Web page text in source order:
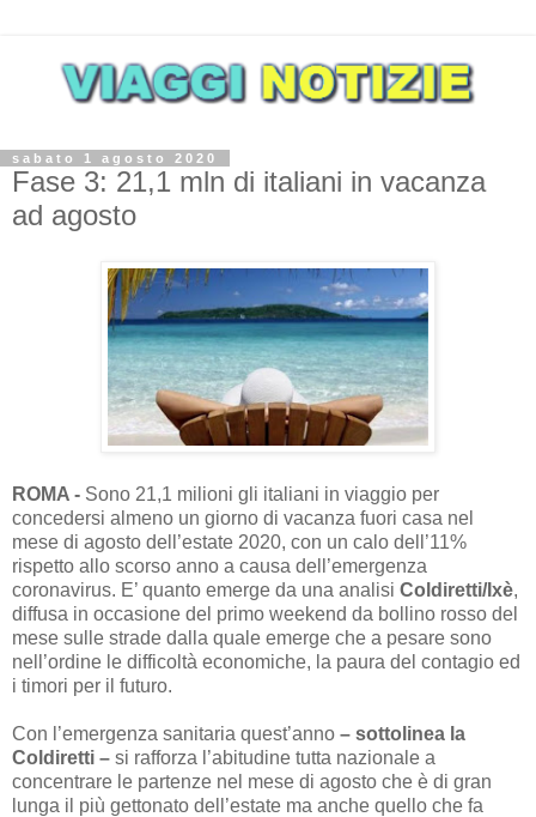
sabato 1 agosto 2020
Fase 3: 21,1 mln di italiani in vacanza
ad agosto
ROMA - Sono 21,1 milioni gli italiani in viaggio per
concedersi almeno un giorno di vacanza fuori casa nel
mese di agosto dell’estate 2020, con un calo dell’11%
rispetto allo scorso anno a causa dell’emergenza
coronavirus. E’ quanto emerge da una analisi Coldiretti/Ixè,
diffusa in occasione del primo weekend da bollino rosso del
mese sulle strade dalla quale emerge che a pesare sono
nell’ordine le difficoltà economiche, la paura del contagio ed
i timori per il futuro.
Con l’emergenza sanitaria quest’anno – sottolinea la
Coldiretti – si rafforza l’abitudine tutta nazionale a
concentrare le partenze nel mese di agosto che è di gran
lunga il più gettonato dell’estate ma anche quello che fa